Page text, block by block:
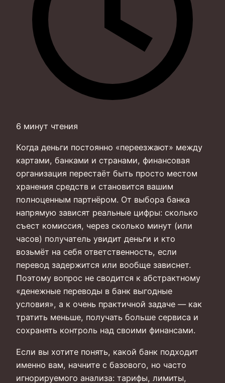
6 минут чтения
Когда деньги постоянно «переезжают» между
картами, банками и странами, финансовая
организация перестаёт быть просто местом
хранения средств и становится вашим
полноценным партнёром. От выбора банка
напрямую зависят реальные цифры: сколько
съест комиссия, через сколько минут (или
часов) получатель увидит деньги и кто
возьмёт на себя ответственность, если
перевод задержится или вообще зависнет.
Поэтому вопрос не сводится к абстрактному
«денежные переводы в банк выгодные
условия», а к очень практичной задаче — как
тратить меньше, получать больше сервиса и
сохранять контроль над своими финансами.
Если вы хотите понять, какой банк подходит
именно вам, начните с базового, но часто
игнорируемого анализа: тарифы, лимиты,